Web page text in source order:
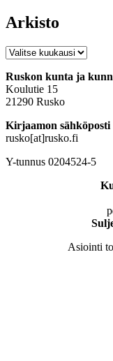
Arkisto
Arkisto
Ruskon kunta ja
Koulutie 15
21290 Rusko
Kirjaamon sähköposti
rusko[at]rusko.fi
Y-tunnus 0204524-5
Asiointi